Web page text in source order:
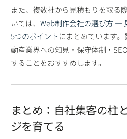
また、複数社から見積もりを取る
いては、Web制作会社の選び方 ―
5つのポイントにまとめています
動産業界への知見・保守体制・
することをおすすめします。
まとめ：自社集客の柱
ジを育てる